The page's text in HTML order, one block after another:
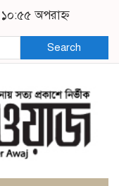
অপরাহ্ন
Search